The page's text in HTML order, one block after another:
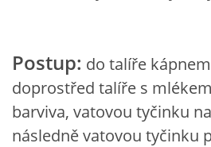
NOVINKY ZE ŠKOLSTVÍ 2025
ROČNÍ PLÁN - INSPIRACE /DLE
Postup: do talíře
doprostřed talíře s
barviva, vatovou tyčinku
následně vatovou tyčinku